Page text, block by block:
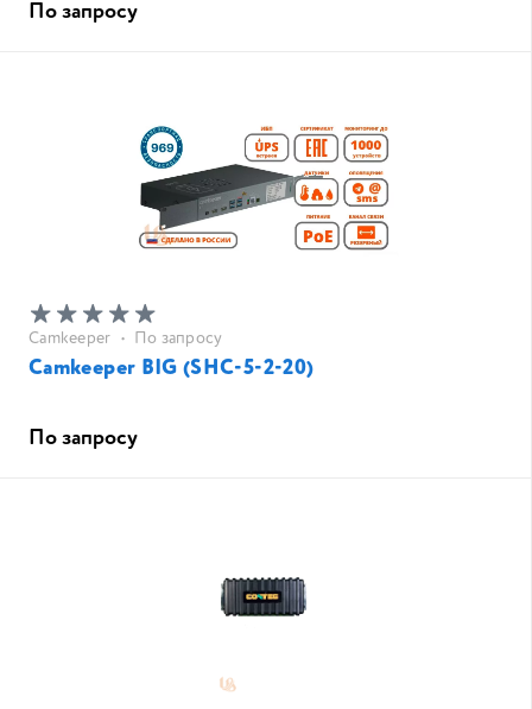
По запросу
Camkeeper • По запросу
Camkeeper BIG (SHC-5-2-20)
По запросу